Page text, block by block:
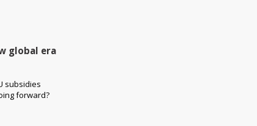
global era
subsidies
forward?